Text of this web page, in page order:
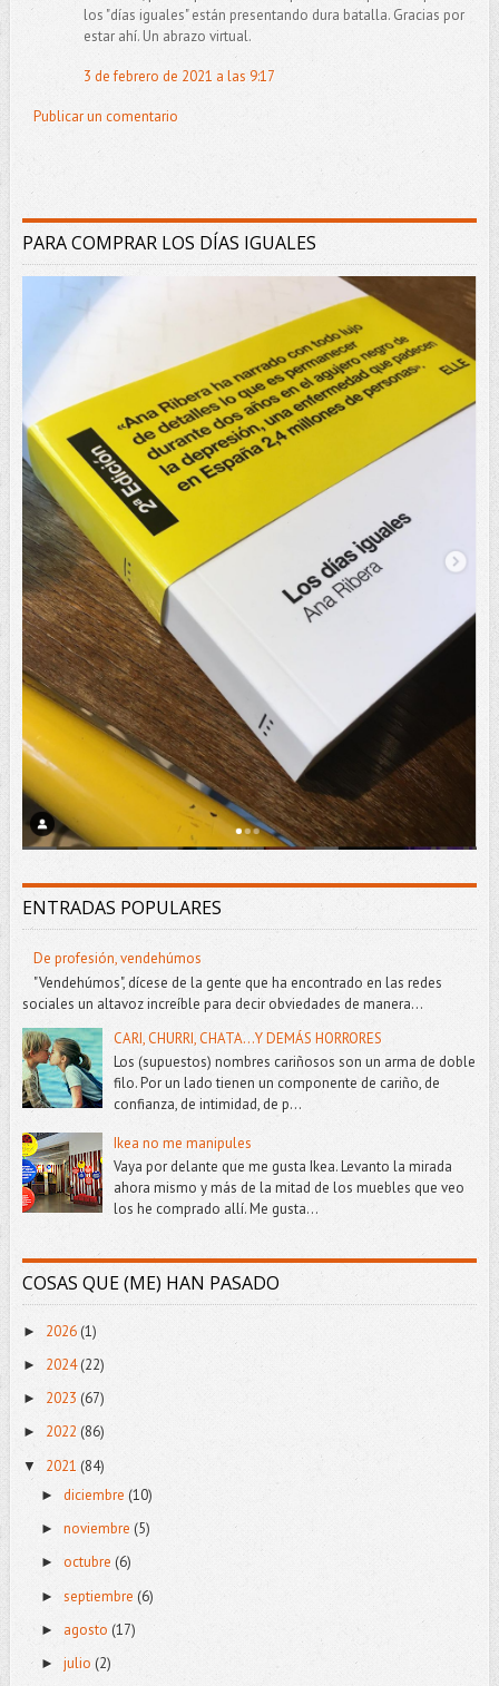
los "días iguales" están presentando dura batalla. Gracias por
estar ahí. Un abrazo virtual.
3 de febrero de 2021 a las 9:17
Publicar un comentario
PARA COMPRAR LOS DÍAS IGUALES
ENTRADAS POPULARES
De profesión, vendehúmos
"Vendehúmos", dícese de la gente que ha encontrado en las redes
sociales un altavoz increíble para decir obviedades de manera...
CARI, CHURRI, CHATA...Y DEMÁS HORRORES
Los (supuestos) nombres cariñosos son un arma de doble
filo. Por un lado tienen un componente de cariño, de
confianza, de intimidad, de p...
Ikea no me manipules
Vaya por delante que me gusta Ikea. Levanto la mirada
ahora mismo y más de la mitad de los muebles que veo
los he comprado allí. Me gusta...
COSAS QUE (ME) HAN PASADO
► 2026 (1)
► 2024(22)
► 2023 (67)
► 2022 (86)
▼ 2021 (84)
► diciembre (10)
► noviembre (5)
► octubre (6)
► septiembre (6)
► agosto (17)
► julio (2)